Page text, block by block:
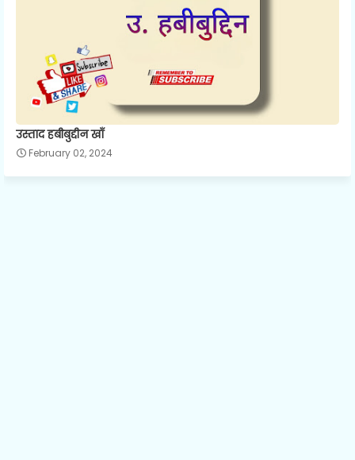
उस्ताद हबीबुद्दीन खाँ
February 02, 2024